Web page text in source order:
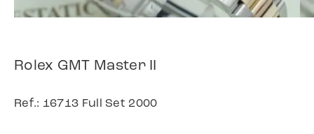
Rolex GMT Master II
Ref.: 16713 Full Set 2000